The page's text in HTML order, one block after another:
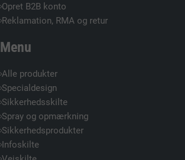
Opret B2B konto
Reklamation, RMA og retur
Menu
Alle produkter
Specialdesign
Sikkerhedsskilte
Spray og opmærkning
Sikkerhedsprodukter
Infoskilte